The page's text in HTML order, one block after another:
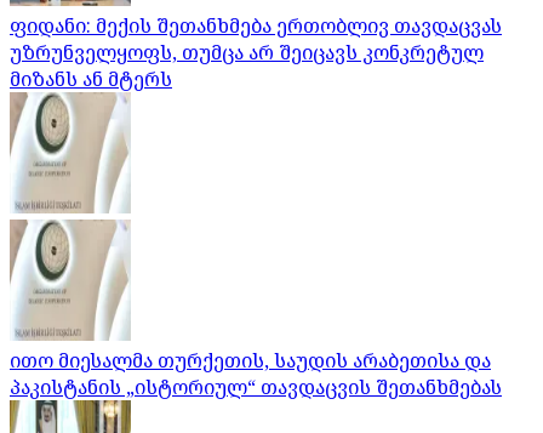
ფიდანი: მექის შეთანხმება ერთობლივ თავდაცვას
უზრუნველყოფს, თუმცა არ შეიცავს კონკრეტულ
მიზანს ან მტერს
ითო მიესალმა თურქეთის, საუდის არაბეთისა და
პაკისტანის „ისტორიულ“ თავდაცვის შეთანხმებას